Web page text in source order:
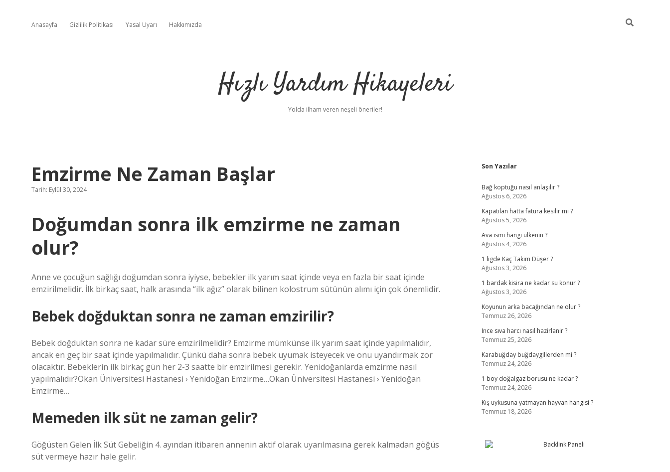
Anasayfa Gizlilik Politikası Yasal Uyarı Hakkımızda
Hızlı Yardım Hikayeleri
Yolda ilham veren neşeli öneriler!
Emzirme Ne Zaman Başlar
Tarih: Eylül 30, 2024
Doğumdan sonra ilk emzirme ne zaman
olur?
Anne ve çocuğun sağlığı doğumdan sonra iyiyse, bebekler ilk yarım saat içinde veya en fazla bir saat içinde
emzirilmelidir. İlk birkaç saat, halk arasında “ilk ağız” olarak bilinen kolostrum sütünün alımı için çok önemlidir.
Bebek doğduktan sonra ne zaman emzirilir?
Bebek doğduktan sonra ne kadar süre emzirilmelidir? Emzirme mümkünse ilk yarım saat içinde yapılmalıdır,
ancak en geç bir saat içinde yapılmalıdır. Çünkü daha sonra bebek uyumak isteyecek ve onu uyandırmak zor
olacaktır. Bebeklerin ilk birkaç gün her 2-3 saatte bir emzirilmesi gerekir. Yenidoğanlarda emzirme nasıl
yapılmalıdır?Okan Üniversitesi Hastanesi › Yenidoğan Emzirme…Okan Üniversitesi Hastanesi › Yenidoğan
Emzirme…
Memeden ilk süt ne zaman gelir?
Göğüsten Gelen İlk Süt Gebeliğin 4. ayından itibaren annenin aktif olarak uyarılmasına gerek kalmadan göğüs
süt vermeye hazır hale gelir.
Sidebar
Son Yazılar
Bağ koptuğu nasıl anlaşılır ?
Ağustos 6, 2026
Kapatılan hatta fatura kesilir mi ?
Ağustos 5, 2026
Ava ismi hangi ülkenin ?
Ağustos 4, 2026
1 ligde Kaç Takim Düşer ?
Ağustos 3, 2026
1 bardak kisira ne kadar su konur ?
Ağustos 3, 2026
Koyunun arka bacağından ne olur ?
Temmuz 26, 2026
Ince sıva harcı nasıl hazirlanir ?
Temmuz 25, 2026
Karabuğday buğdaygillerden mi ?
Temmuz 24, 2026
1 boy doğalgaz borusu ne kadar ?
Temmuz 24, 2026
Kış uykusuna yatmayan hayvan hangisi ?
Temmuz 18, 2026